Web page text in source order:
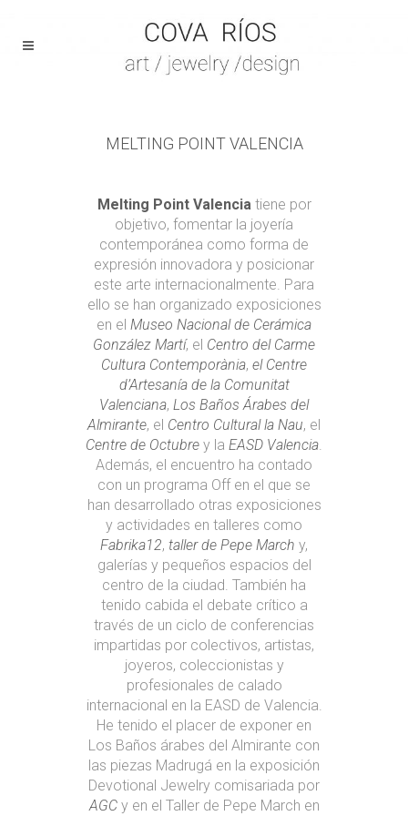
MELTING POINT VALENCIA
Melting Point Valencia tiene por
objetivo, fomentar la joyería
contemporánea como forma de
expresión innovadora y posicionar
este arte internacionalmente. Para
ello se han organizado exposiciones
en el Museo Nacional de Cerámica
González Martí, el Centro del Carme
Cultura Contemporània, el Centre
d’Artesanía de la Comunitat
Valenciana, Los Baños Árabes del
Almirante, el Centro Cultural la Nau, el
Centre de Octubre y la EASD Valencia.
Además, el encuentro ha contado
con un programa Off en el que se
han desarrollado otras exposiciones
y actividades en talleres como
Fabrika12, taller de Pepe March y,
galerías y pequeños espacios del
centro de la ciudad. También ha
tenido cabida el debate crítico a
través de un ciclo de conferencias
impartidas por colectivos, artistas,
joyeros, coleccionistas y
profesionales de calado
internacional en la EASD de Valencia.
He tenido el placer de exponer en
Los Baños árabes del Almirante con
las piezas Madrugá en la exposición
Devotional Jewelry comisariada por
AGCy en el Taller de Pepe March en